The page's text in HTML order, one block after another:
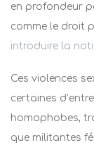
en profondeur
comme le droit
introduire la
Ces violences
certaines
homophobes,
que militantes